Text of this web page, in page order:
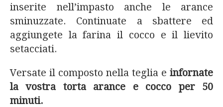
inserite nell’impasto anche le arance
sminuzzate. Continuate a sbattere ed
aggiungete la farina il cocco e il lievito
setacciati.
Versate il composto nella teglia e infornate
la vostra torta arance e cocco per 50
minuti.